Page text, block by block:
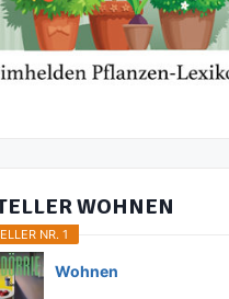
WOHNEN
NR. 1
Wohnen